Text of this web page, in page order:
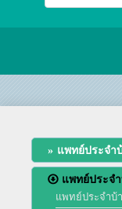
แพทย์ประจำ
แพทย์ประจ
แพทย์ประจำบ้